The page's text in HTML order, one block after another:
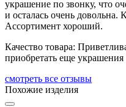
украшение по звонку, что
и осталась очень довольна.
Ассортимент хороший.
Качество товара:
приобретать еще украшения
cмотреть все отзывы
Похожие изделия